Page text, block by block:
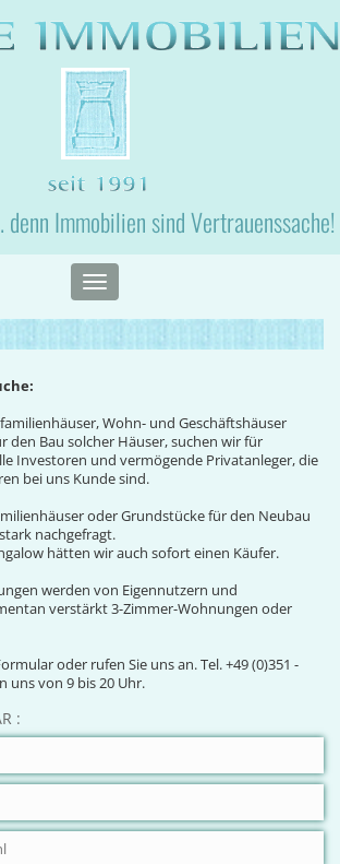
denn Immobilien sind Vertrauenssache!
Toggle
navigation
Wohn- und Geschäftshäuser
den Bau solcher Häuser, suchen wir für
Investoren und vermögende Privatanleger, die
bei uns Kunde sind.
oder Grundstücke für den Neubau
nachgefragt.
hätten wir auch sofort einen Käufer.
werden von Eigennutzern und
verstärkt 3-Zimmer-Wohnungen oder
oder rufen Sie uns an. Tel. +49 (0)351 -
uns von 9 bis 20 Uhr.
: